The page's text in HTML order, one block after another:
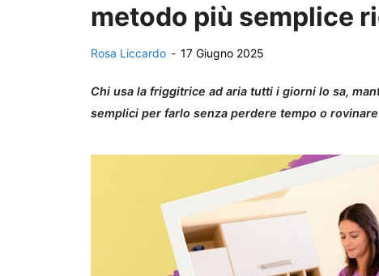
metodo più semplice
Rosa Liccardo - 17 Giugno 2025
Chi usa la friggitrice ad aria tutti i giorni lo sa,
semplici per farlo senza perdere tempo o